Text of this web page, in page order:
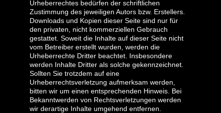
Urheberrechtes bedürfen der schriftlichen
Zustimmung des jeweiligen Autors bzw. Erstellers.
Downloads und Kopien dieser Seite sind nur für
den privaten, nicht kommerziellen Gebrauch
gestattet. Soweit die Inhalte auf dieser Seite nicht
vom Betreiber erstellt wurden, werden die
Urheberrechte Dritter beachtet. Insbesondere
werden Inhalte Dritter als solche gekennzeichnet.
Sollten Sie trotzdem auf eine
Urheberrechtsverletzung aufmerksam werden,
bitten wir um einen entsprechenden Hinweis. Bei
Bekanntwerden von Rechtsverletzungen werden
wir derartige Inhalte umgehend entfernen.